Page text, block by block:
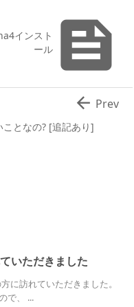

インスト
ール
となの? [追記あり]
 Prev
いただきました
に訪れていただきました。
で、 ...